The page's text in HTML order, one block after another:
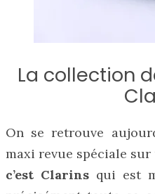
La collection
On se retrouve
maxi revue spéciale sur
c’est Clarins qui est